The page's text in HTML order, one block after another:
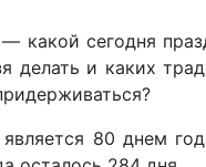
какой сегодня
делать и каких
является 80 днем